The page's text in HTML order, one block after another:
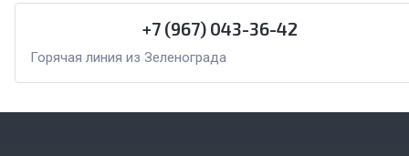
+7 (967) 043-36-42
Горячая линия из Зеленограда